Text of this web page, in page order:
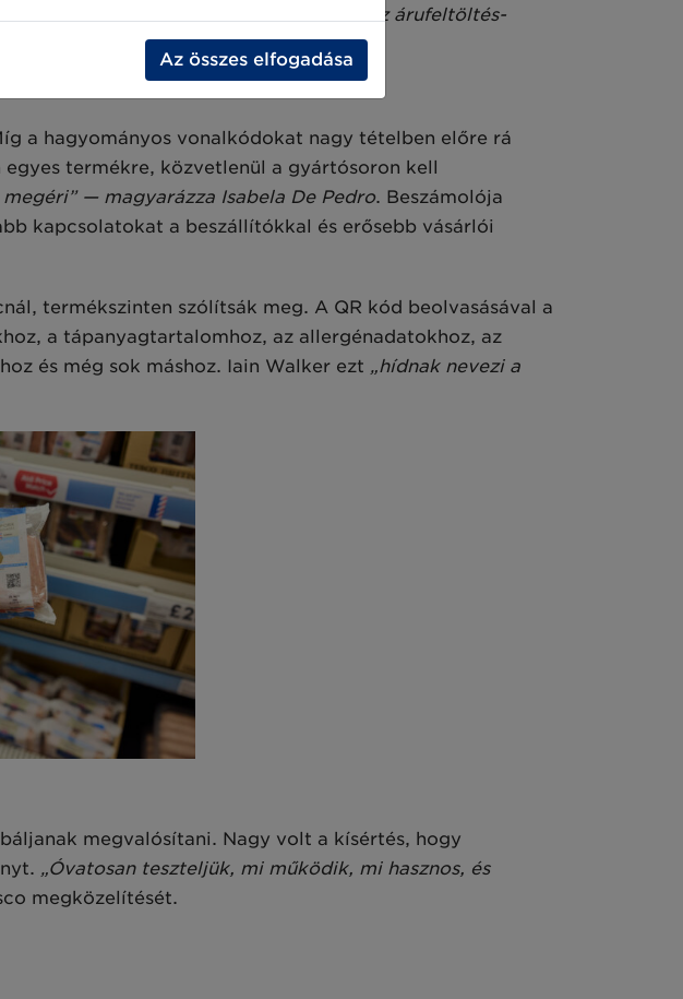
előrelépés a hulladékcsökkentés, az árufeltöltés-
a hagyományos vonalkódokat nagy tételben előre rá
termékre, közvetlenül a gyártósoron kell
— magyarázza Isabela De Pedro. Beszámolója
kapcsolatokat a beszállítókkal és erősebb vásárlói
termékszinten szólítsák meg. A QR kód beolvasásával a
a tápanyagtartalomhoz, az allergénadatokhoz, az
és még sok máshoz. Iain Walker ezt „hídnak nevezi a
megvalósítani. Nagy volt a kísértés, hogy
„Óvatosan teszteljük, mi működik, mi hasznos, és
megközelítését.
Az összes elfogadása